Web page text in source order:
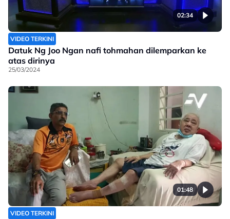
02:34
VIDEO TERKINI
Datuk Ng Joo Ngan nafi tohmahan dilemparkan ke
atas dirinya
25/03/2024
01:48
VIDEO TERKINI